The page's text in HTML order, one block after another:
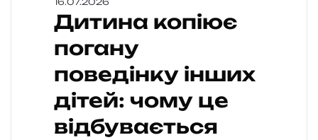
Дитина копіює
погану
поведінку інших
дітей: чому це
відбувається